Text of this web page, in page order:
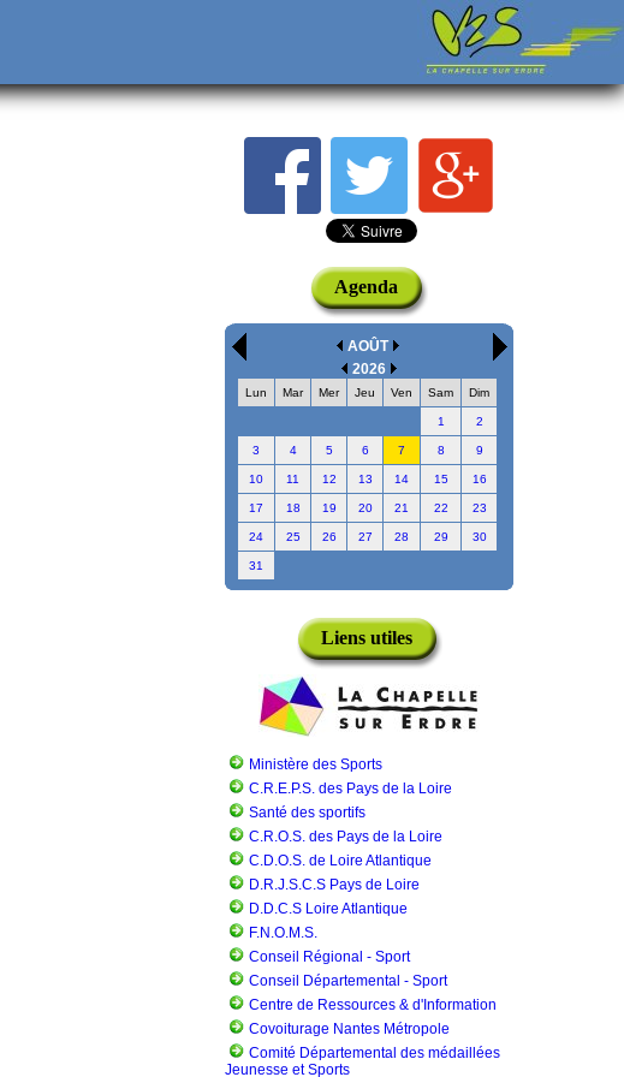
Agenda
AOÛT
2026
Lun Mar Mer Jeu Ven Sam Dim
1 2
3 4 5 6 7 8 9
10 11 12 13 14 15 16
17 18 19 20 21 22 23
24 25 26 27 28 29 30
31
Liens utiles
Ministère des Sports
C.R.E.P.S. des Pays de la Loire
Santé des sportifs
C.R.O.S. des Pays de la Loire
C.D.O.S. de Loire Atlantique
D.R.J.S.C.S Pays de Loire
D.D.C.S Loire Atlantique
F.N.O.M.S.
Conseil Régional - Sport
Conseil Départemental - Sport
Centre de Ressources & d'Information
Covoiturage Nantes Métropole
Comité Départemental des médaillées
Jeunesse et Sports